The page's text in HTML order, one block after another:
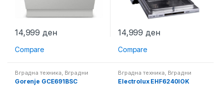
14,999ден
Compare
14,999ден
Compare
Вградна техника Вградни
плотни
Gorenje GCE691BSC
Вградна техника Вградни
плотни
Electrolux EHF6240IOK